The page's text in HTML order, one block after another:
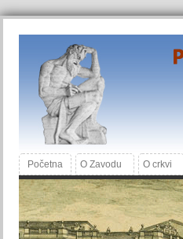
Početna O Zavodu O crkvi